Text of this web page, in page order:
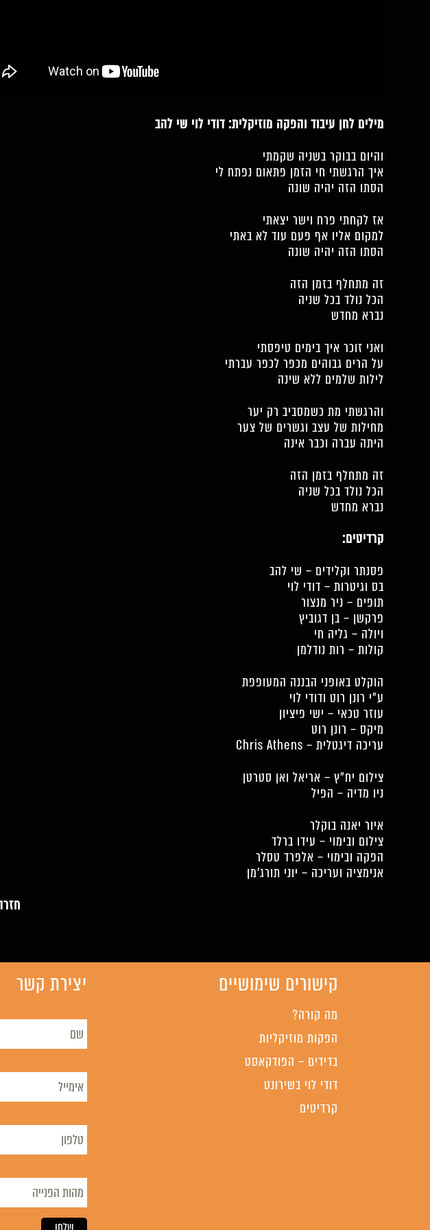
מילים לחן עיבוד והפקה מוזיקלית: דודי לוי שי להב
והיום בבוקר בשניה שקמתי
איך הרגשתי חי הזמן פתאום נפתח לי
הסתו הזה יהיה שונה
אז לקחתי פרח וישר יצאתי
למקום אליו אף פעם עוד לא באתי
הסתו הזה יהיה שונה
זה מתחלף בזמן הזה
הכל נולד בכל שניה
נברא מחדש
ואני זוכר איך בימים טיפסתי
על הרים גבוהים מכפר לכפר עברתי
לילות שלמים ללא שינה
והרגשתי מת כשמסביב רק יער
מחילות של עצב וגשרים של צער
היתה עברה וכבר אינה
זה מתחלף בזמן הזה
הכל נולד בכל שניה
נברא מחדש
קרדיטים:
פסנתר וקלידים – שי להב
בס וגיטרות – דודי לוי
תופים – ניר מנצור
פרקשן – בן דגוביץ
ויולה – גליה חי
קולות – רות נודלמן
הוקלט באופני הבננה המעופפת
ע״י רונן רוט ודודי לוי
עוזר טכאי – ישי פיציון
מיקס – רונן רוט
עריכה דיגטלית – Chris Athens
צילום יח״ץ – אריאל ואן סטרטן
ניו מדיה – הפיל
איור יאנה בוקלר
צילום ובימוי – עידו ברלד
הפקה ובימוי – אלפרד טסלר
אנימציה ועריכה – יוני תורג׳מן
קישורים שימושיים
מה קורה?
הפקות מוזיקליות
בדידים – הפודקאסט
דודי לוי בשירונט
קרדיטים
יצירת קשר